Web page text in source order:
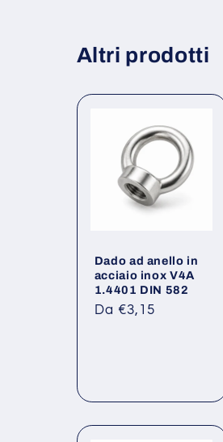
Altri prodotti
Dado ad anello in
acciaio inox V4A
1.4401 DIN 582
Prezzo
Da €3,15